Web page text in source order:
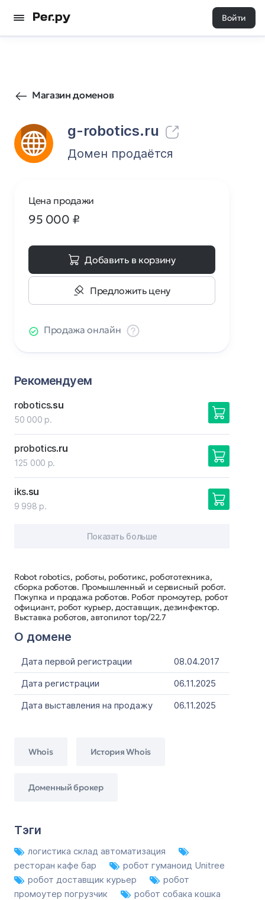
Войти
Магазин доменов
g-robotics.ru
62 0
Домен продаётся
Robot robotics, роботы, роботикс, робототехника,
сборка роботов. Промышленный и сервисный робот.
Покупка и продажа роботов. Робот промоутер, робот
официант, робот курьер, доставщик, дезинфектор.
Выставка роботов, автопилот top/22.7
О домене
Дата первой регистрации
08.04.2017
Дата регистрации
06.11.2025
Дата выставления на продажу
06.11.2025
Whois История Whois
Доменный брокер
Тэги
логистика склад автоматизация
ресторан кафе бар
робот гуманоид Unitree
робот доставщик курьер
робот
промоутер погрузчик
робот собака кошка
Цена продажи
95 000 ₽
Добавить в корзину
Предложить цену
Продажа онлайн
Рекомендуем
robotics.su
50 000 р.
probotics.ru
125 000 р.
iks.su
9 998 р.
Показать больше